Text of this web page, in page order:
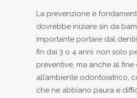
La prevenzione è
dovrebbe iniziare sin da
importante portare dal
fin dai 3 o 4 anni: non solo
preventive, ma anche al fine
all’ambiente odontoiatrico,
che ne abbiano paura e